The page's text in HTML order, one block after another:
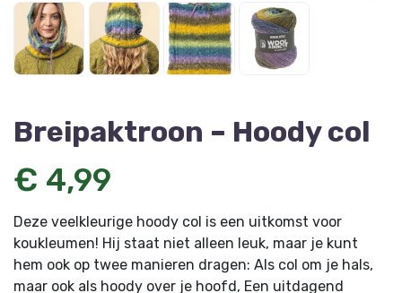
Breipaktroon – Hoody col
€ 4,99
Deze veelkleurige hoody col is een uitkomst voor
koukleumen! Hij staat niet alleen leuk, maar je kunt
hem ook op twee manieren dragen: Als col om je hals,
maar ook als hoody over je hoofd, Een uitdagend